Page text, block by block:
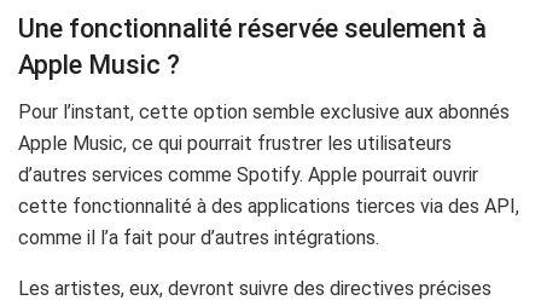
Une fonctionnalité réservée seulement à
Apple Music ?
Pour l’instant, cette option semble exclusive aux abonnés
Apple Music, ce qui pourrait frustrer les utilisateurs
d’autres services comme Spotify. Apple pourrait ouvrir
cette fonctionnalité à des applications tierces via des API,
comme il l’a fait pour d’autres intégrations.
Les artistes, eux, devront suivre des directives précises